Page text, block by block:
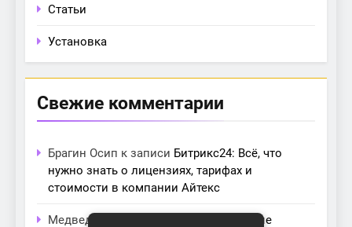
Статьи
Установка
Свежие комментарии
Брагин Осип к записи Битрикс24: Всё, что
нужно знать о лицензиях, тарифах и
стоимости в компании Айтекс
Медведева Амалия Основные